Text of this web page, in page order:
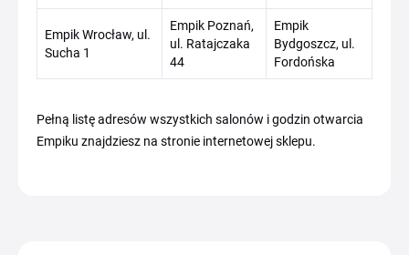
Empik Wrocław, ul.
Sucha 1
Empik Poznań,
ul. Ratajczaka
44
Empik
Bydgoszcz, ul.
Fordońska
Pełną listę adresów wszystkich salonów i godzin otwarcia
Empiku znajdziesz na stronie internetowej sklepu.